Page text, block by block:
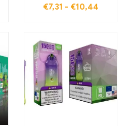
νόστιμο μείγμα από
γεμάτη απόλαυση
€7,31 - €10,44